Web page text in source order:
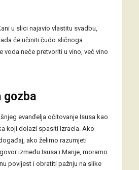
u slici najavio vlastitu svadbu,
će učiniti čudo sličnoga
voda neće pretvoriti u vino, već vino
gozba
evanđelja očitovanje Isusa kao
koji dolazi spasiti Izraela. Ako
ako želimo razumjeti
između Isusa i Marije, moramo
povijest i obratiti pažnju na slike